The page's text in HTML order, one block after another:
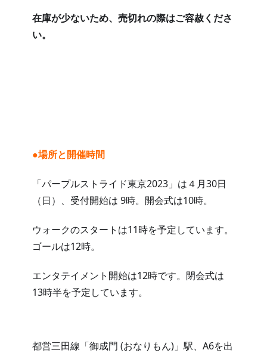
在庫が少ないため、売切れの際はご容赦くださ
い。
●場所と開催時間
「パープルストライド東京2023」は４月30日
（日）、受付開始は 9時。開会式は10時。
ウォークのスタートは11時を予定しています。
ゴールは12時。
エンタテイメント開始は12時です。閉会式は
13時半を予定しています。
都営三田線「御成門 (おなりもん)」駅、A6を出